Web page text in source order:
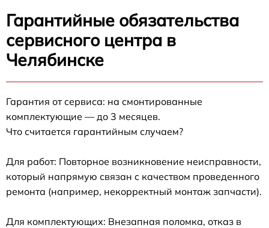
Гарантийные обязательства
сервисного центра в
Челябинске
Гарантия от сервиса: на смонтированные
комплектующие — до 3 месяцев.
Что считается гарантийным случаем?
Для работ: Повторное возникновение неисправности,
который напрямую связан с качеством проведенного
ремонта (например, некорректный монтаж запчасти).
Для комплектующих: Внезапная поломка, отказ в